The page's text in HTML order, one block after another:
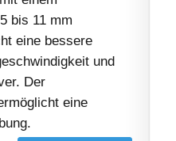
bis 11 mm
eine bessere
und
Der
eine